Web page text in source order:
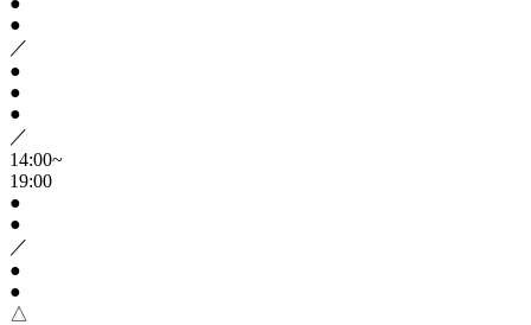
●
／
●
●
●
／
14:00~
19:00
●
●
／
●
●
△